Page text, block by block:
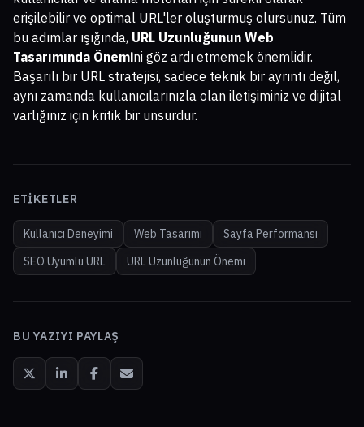
erişilebilir ve optimal URL'ler oluşturmuş olursunuz. Tüm
bu adımlar ışığında, URL Uzunluğunun Web
Tasarımında Önemini göz ardı etmemek önemlidir.
Başarılı bir URL stratejisi, sadece teknik bir ayrıntı değil,
aynı zamanda kullanıcılarınızla olan iletişiminiz ve dijital
varlığınız için kritik bir unsurdur.
ETIKETLER
Kullanıcı Deneyimi Web Tasarımı
Sayfa Performansı
SEO Uyumlu URL
URL Uzunluğunun Önemi
BU YAZIYI PAYLAŞ